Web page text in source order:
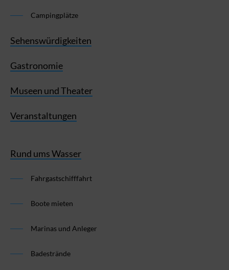
Campingplätze
Sehenswürdigkeiten
Gastronomie
Museen und Theater
Veranstaltungen
Rund ums Wasser
Fahrgastschifffahrt
Boote mieten
Marinas und Anleger
Badestrände